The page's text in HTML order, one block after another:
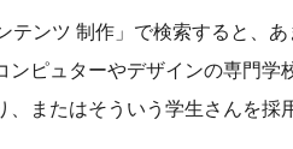
テンツ 制作」で検索すると、
ンピュターやデザインの専門学
またはそういう学生さんを採